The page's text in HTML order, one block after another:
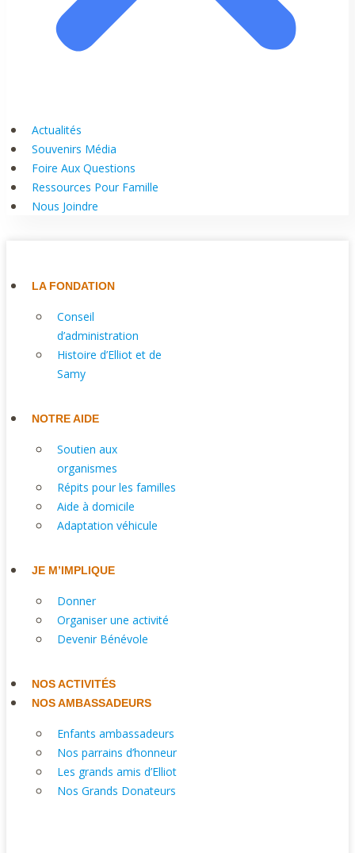
Actualités
Souvenirs Média
Foire Aux Questions
Ressources Pour Famille
Nous Joindre
LA FONDATION
Conseil
d’administration
Histoire d’Elliot et de
Samy
NOTRE AIDE
Soutien aux
organismes
Répits pour les familles
Aide à domicile
Adaptation véhicule
JE M’IMPLIQUE
Donner
Organiser une activité
Devenir Bénévole
NOS ACTIVITÉS
NOS AMBASSADEURS
Enfants ambassadeurs
Nos parrains d’honneur
Les grands amis d’Elliot
Nos Grands Donateurs